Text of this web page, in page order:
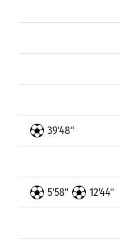
39'48"
5'58" 12'44"